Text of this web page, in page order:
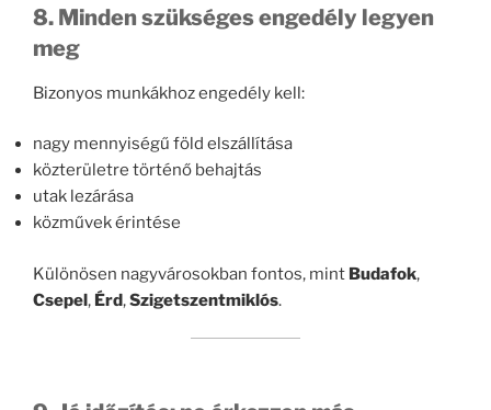
8. Minden szükséges engedély legyen
meg
Bizonyos munkákhoz engedély kell:
nagy mennyiségű föld elszállítása
közterületre történő behajtás
utak lezárása
közművek érintése
Különösen nagyvárosokban fontos, mint Budafok,
Csepel, Érd,Szigetszentmiklós.